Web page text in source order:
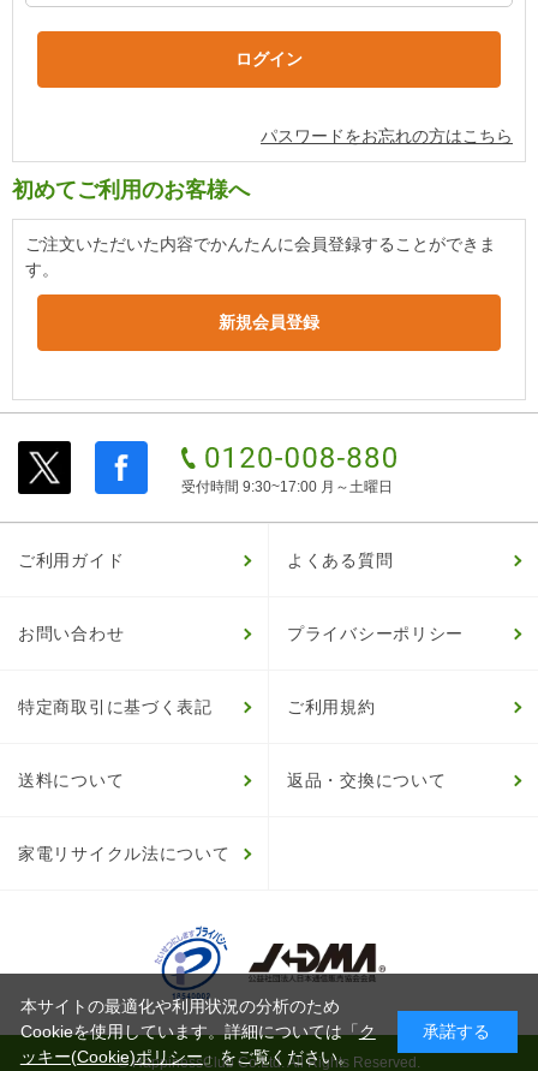
パスワードをお忘れの方はこちら
初めてご利用のお客様へ
ご注文いただいた内容でかんたんに会員登録することができま
す。
受付時間 9:30~17:00 月～土曜日
ご利用ガイド よくある質問
お問い合わせ プライバシーポリシー
特定商取引に基づく表記 ご利用規約
送料について 返品・交換について
家電リサイクル法について
© HappinessClub Co.Ltd. All Rights Reserved.
本サイトの最適化や利用状況の分析のため
Cookieを使用しています。詳細については「ク
ッキー(Cookie)ポリシー」をご覧ください。
承諾する